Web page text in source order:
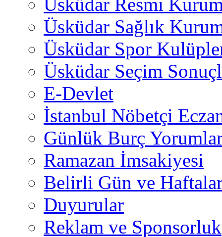
Üsküdar Resmi
Üsküdar Sağlık
Üsküdar Spor
Üsküdar Seçim
E-Devlet
İstanbul Nöbetçi
Günlük Burç
Ramazan İmsakiyesi
Belirli Gün ve
Duyurular
Reklam ve Sponsorluk